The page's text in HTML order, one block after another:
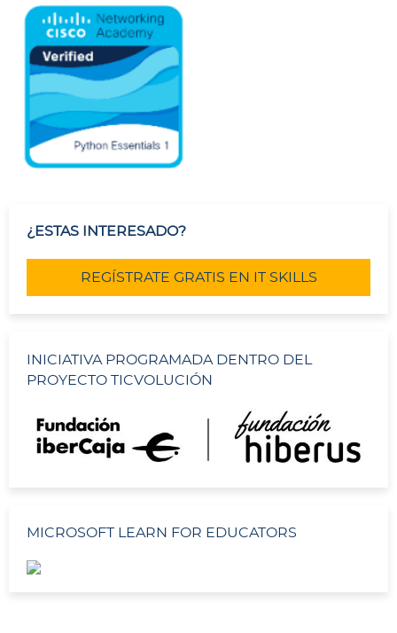
¿ESTAS INTERESADO?
REGÍSTRATE GRATIS EN IT SKILLS
INICIATIVA PROGRAMADA DENTRO DEL
PROYECTO TICVOLUCIÓN
MICROSOFT LEARN FOR EDUCATORS